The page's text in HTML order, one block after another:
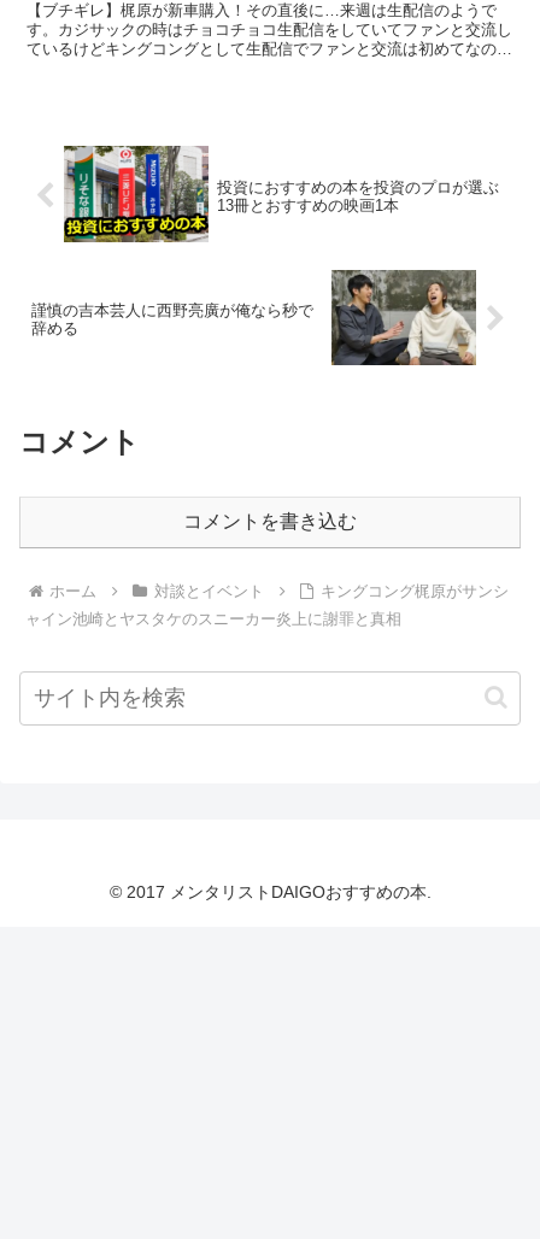
【ブチギレ】梶原が新車購入！その直後に…来週は生配信のようで
す。カジサックの時はチョコチョコ生配信をしていてファンと交流し
ているけどキングコングとして生配信でファンと交流は初めてなので
投資におすすめの本を投資のプロが選ぶ
13冊とおすすめの映画1本
謹慎の吉本芸人に西野亮廣が俺なら秒で
辞める
コメント
コメントを書き込む
ホーム 対談とイベント
キングコング梶原がサンシ
ャイン池崎とヤスタケのスニーカー炎上に謝罪と真相
© 2017 メンタリストDAIGOおすすめの本.